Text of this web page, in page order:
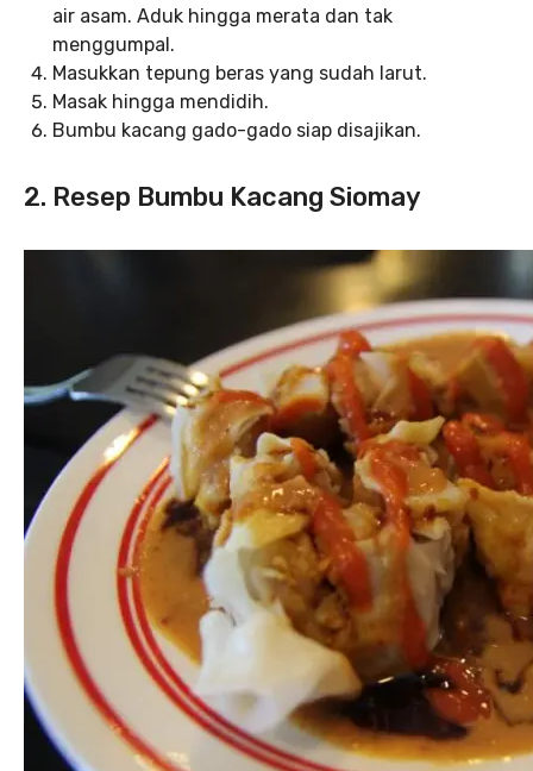
air asam. Aduk hingga merata dan tak
menggumpal.
Masukkan tepung beras yang sudah larut.
Masak hingga mendidih.
Bumbu kacang gado-gado siap disajikan.
2. Resep Bumbu Kacang Siomay